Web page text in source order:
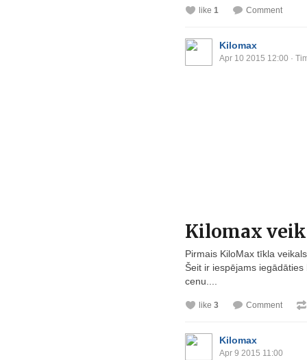
like 1 Comment
Kilomax
Apr 10 2015 12:00 ·
Kilomax​
Pirmais KiloMax tīkla
Šeit ir iespējams
cenu....
like 3 Comment
Kilomax
Apr 9 2015 11:00